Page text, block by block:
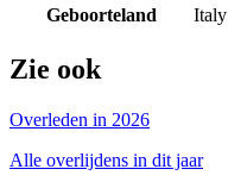
Geboorteland
Italy
Zie ook
Overleden in 2026
Alle overlijdens in dit jaar